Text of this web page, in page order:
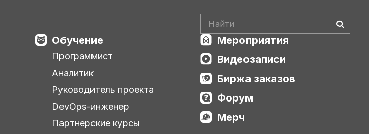
Обучение
Программист
Аналитик
Руководитель проекта
DevOps-инженер
Партнерские курсы
Мероприятия
Видеозаписи
Биржа заказов
Форум
Мерч